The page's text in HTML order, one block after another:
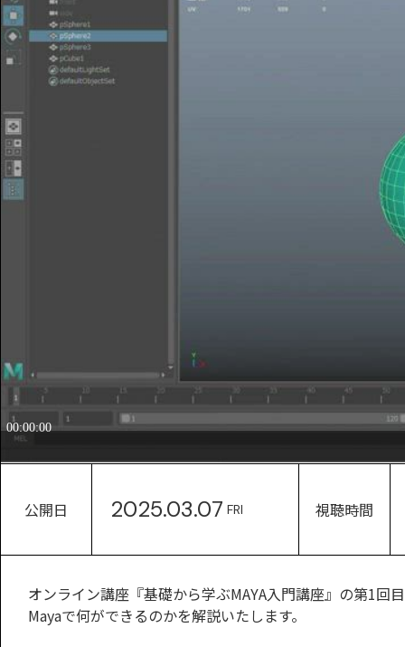
公開日 2025.03.07 FRI 視聴時間
オンライン講座『基礎から学ぶMAYA入門講座』の第1回
Mayaで何ができるのかを解説いたします。